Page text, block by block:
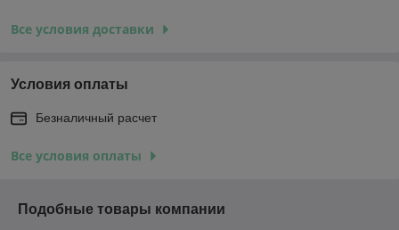
Все условия доставки
Условия оплаты
Безналичный расчет
Все условия оплаты
Подобные товары компании